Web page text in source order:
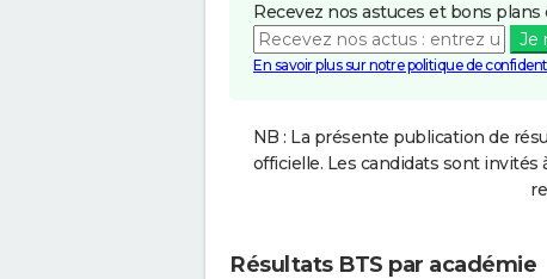
Recevez nos astuces et bons
Je
En savoir plus sur notre politique de
NB : La présente publication de
officielle. Les candidats sont invités
Résultats BTS par académie